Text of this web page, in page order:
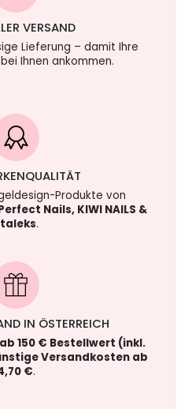
VERSAND
Lieferung – damit Ihre
Ihnen ankommen.
Produkte von
Nails, KIWI NAILS &
.
IN ÖSTERREICH
ab 150 € Bestellwert (inkl.
Versandkosten ab
€.